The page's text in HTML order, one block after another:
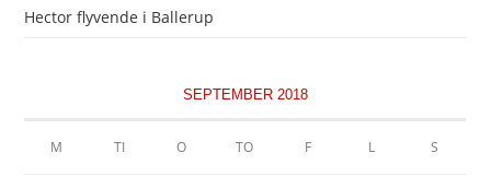
Hector flyvende i Ballerup
SEPTEMBER 2018
M TI O TO F L S